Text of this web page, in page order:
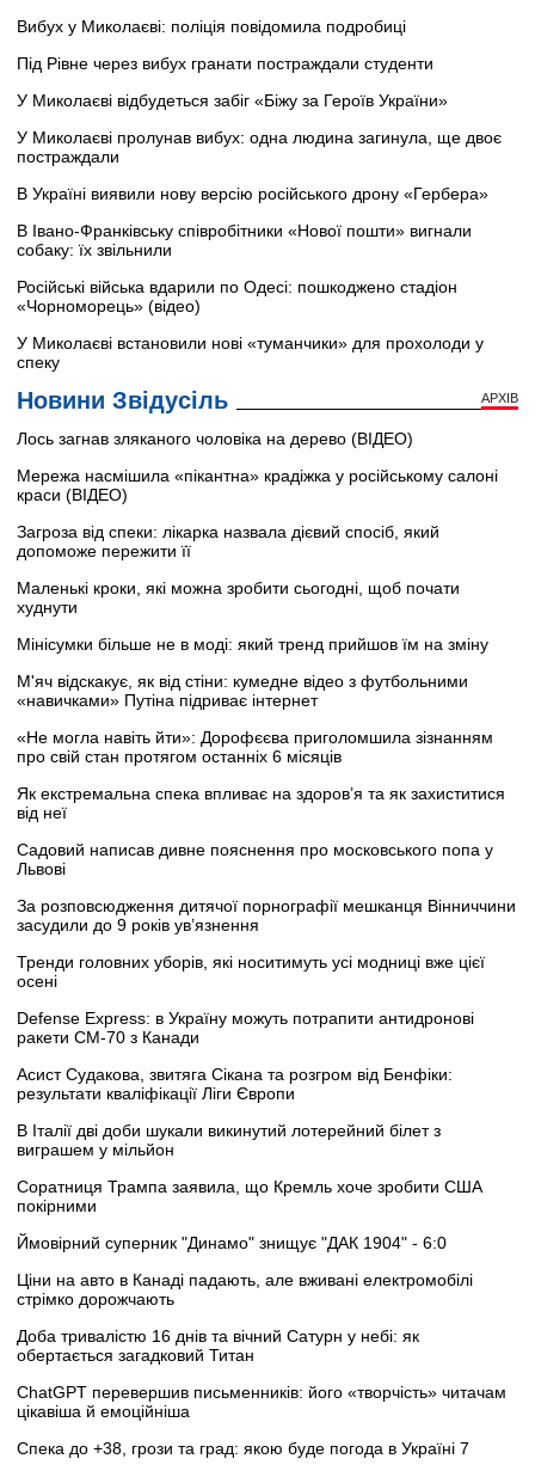
Вибух у Миколаєві: поліція повідомила подробиці
Під Рівне через вибух гранати постраждали студенти
У Миколаєві відбудеться забіг «Біжу за Героїв України»
У Миколаєві пролунав вибух: одна людина загинула, ще двоє
постраждали
В Україні виявили нову версію російського дрону «Гербера»
В Івано-Франківську співробітники «Нової пошти» вигнали
собаку: їх звільнили
Російські війська вдарили по Одесі: пошкоджено стадіон
«Чорноморець» (відео)
У Миколаєві встановили нові «туманчики» для прохолоди у
спеку
Новини Звідусіль АРХІВ
Лось загнав зляканого чоловіка на дерево (ВІДЕО)
Мережа насмішила «пікантна» крадіжка у російському салоні
краси (ВІДЕО)
Загроза від спеки: лікарка назвала дієвий спосіб, який
допоможе пережити її
Маленькі кроки, які можна зробити сьогодні, щоб почати
худнути
Мінісумки більше не в моді: який тренд прийшов їм на зміну
М'яч відскакує, як від стіни: кумедне відео з футбольними
«навичками» Путіна підриває інтернет
«Не могла навіть йти»: Дорофєєва приголомшила зізнанням
про свій стан протягом останніх 6 місяців
Як екстремальна спека впливає на здоров’я та як захиститися
від неї
Садовий написав дивне пояснення про московського попа у
Львові
За розповсюдження дитячої порнографії мешканця Вінниччини
засудили до 9 років ув’язнення
Тренди головних уборів, які носитимуть усі модниці вже цієї
осені
Defense Express: в Україну можуть потрапити антидронові
ракети CM-70 з Канади
Асист Судакова, звитяга Сікана та розгром від Бенфіки:
результати кваліфікації Ліги Європи
В Італії дві доби шукали викинутий лотерейний білет з
виграшем у мільйон
Соратниця Трампа заявила, що Кремль хоче зробити США
покірними
Ймовірний суперник "Динамо" знищує "ДАК 1904" - 6:0
Ціни на авто в Канаді падають, але вживані електромобілі
стрімко дорожчають
Доба тривалістю 16 днів та вічний Сатурн у небі: як
обертається загадковий Титан
ChatGPT перевершив письменників: його «творчість» читачам
цікавіша й емоційніша
Спека до +38, грози та град: якою буде погода в Україні 7